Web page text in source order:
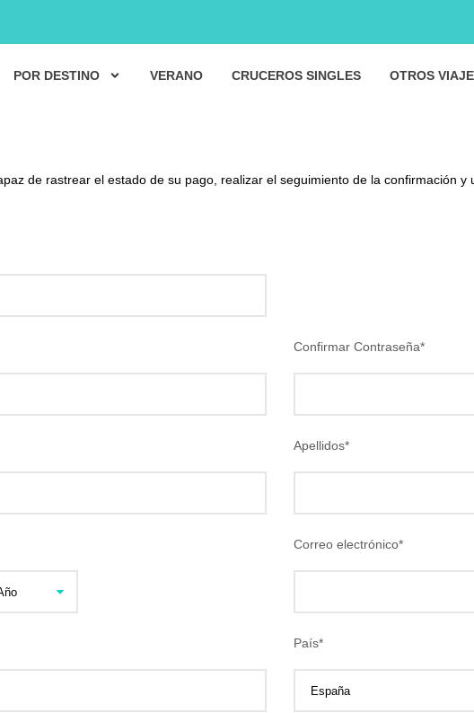
POR DESTINO VERANO CRUCEROS SINGLES OTROS
de rastrear el estado de su pago, realizar el seguimiento de la confirmación
Confirmar Contraseña*
Apellidos*
Correo electrónico*
País*